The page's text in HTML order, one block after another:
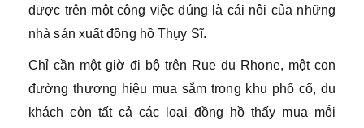
được trên một công việc đúng là cái nôi của những
nhà sản xuất đồng hồ Thụy Sĩ.
Chỉ cần một giờ đi bộ trên Rue du Rhone, một con
đường thương hiệu mua sắm trong khu phố cổ, du
khách còn tất cả các loại đồng hồ thấy mua mỗi